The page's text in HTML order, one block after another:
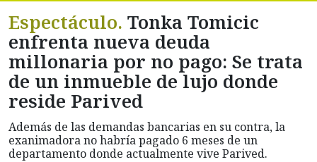
Espectáculo. Tonka Tomicic
enfrenta nueva deuda
millonaria por no pago: Se trata
de un inmueble de lujo donde
reside Parived
Además de las demandas bancarias en su contra, la
exanimadora no habría pagado 6 meses de un
departamento donde actualmente vive Parived.